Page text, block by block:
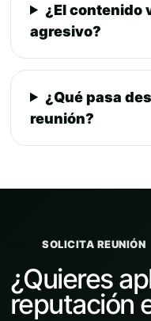
¿El contenido
agresivo?
¿Qué pasa
reunión?
SOLICITA REUNIÓN
¿Quieres
reputación